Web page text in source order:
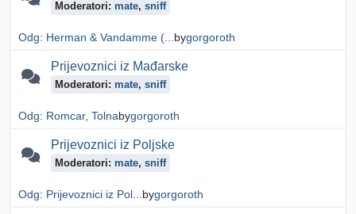
Moderatori: mate, sniff
Odg: Herman & Vandamme (... bygorgoroth
Prijevoznici iz Mađarske
Moderatori: mate, sniff
Odg: Romcar, Tolnabygorgoroth
Prijevoznici iz Poljske
Moderatori: mate, sniff
Odg: Prijevoznici iz Pol... bygorgoroth